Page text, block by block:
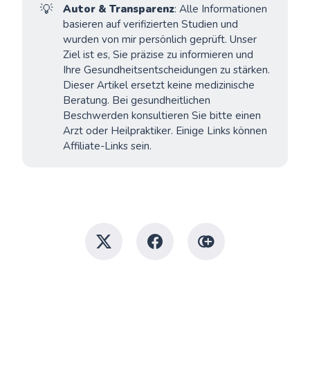
💡 Autor & Transparenz: Alle Informationen
basieren auf verifizierten Studien und
wurden von mir persönlich geprüft. Unser
Ziel ist es, Sie präzise zu informieren und
Ihre Gesundheitsentscheidungen zu stärken.
Dieser Artikel ersetzt keine medizinische
Beratung. Bei gesundheitlichen
Beschwerden konsultieren Sie bitte einen
Arzt oder Heilpraktiker. Einige Links können
Affiliate-Links sein.